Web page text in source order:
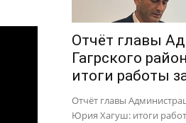
Отчёт главы
Гагрского
итоги работы
Отчёт главы
Юрия Хагуш: итоги